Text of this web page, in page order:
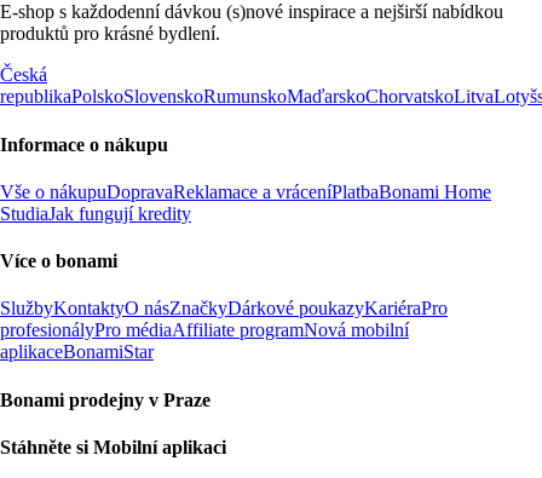
E-shop s každodenní dávkou (s)nové inspirace a nejširší nabídkou
produktů pro krásné bydlení.
Česká
republikaPolskoSlovenskoRumunskoMaďarskoChorvatskoLitva
Informace o nákupu
Vše o nákupuDopravaReklamace a vráceníPlatbaBonami Home
StudiaJak fungují kredity
Více o bonami
SlužbyKontaktyO násZnačkyDárkové poukazyKariéraPro
profesionályPro médiaAffiliate programNová mobilní
aplikaceBonamiStar
Bonami prodejny v Praze
Stáhněte si Mobilní aplikaci